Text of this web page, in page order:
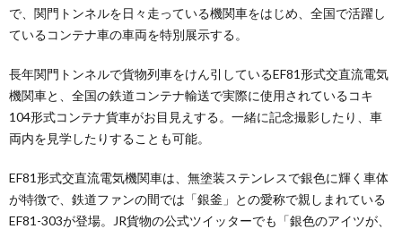
で、関門トンネルを日々走っている機関車をはじめ、全国で活躍し
ているコンテナ車の車両を特別展示する。
長年関門トンネルで貨物列車をけん引しているEF81形式交直流電気
機関車と、全国の鉄道コンテナ輸送で実際に使用されているコキ
104形式コンテナ貨車がお目見えする。一緒に記念撮影したり、車
両内を見学したりすることも可能。
EF81形式交直流電気機関車は、無塗装ステンレスで銀色に輝く車体
が特徴で、鉄道ファンの間では「銀釜」との愛称で親しまれている
EF81-303が登場。JR貨物の公式ツイッターでも「銀色のアイツが、